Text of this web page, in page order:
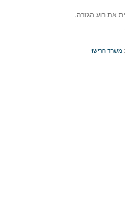
את רוע הגזרה.
משרד הרישוי